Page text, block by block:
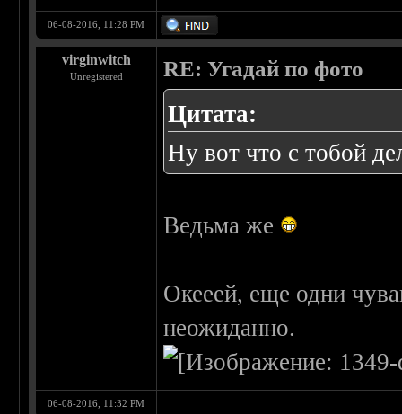
06-08-2016, 11:28 PM
virginwitch
Unregistered RE: Угадай по фото
Цитата:
Ну вот что с тобой
Ведьма же
Окееей, еще одни
неожиданно.
06-08-2016, 11:32 PM